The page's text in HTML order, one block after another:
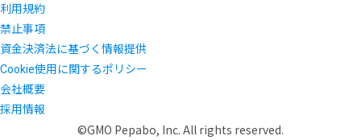
利用規約
禁止事項
資金決済法に基づく情報提供
Cookie使用に関するポリシー
会社概要
採用情報
©GMO Pepabo, Inc. All rights reserved.